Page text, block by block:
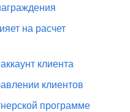
на расчет
клиента
клиентов
программе